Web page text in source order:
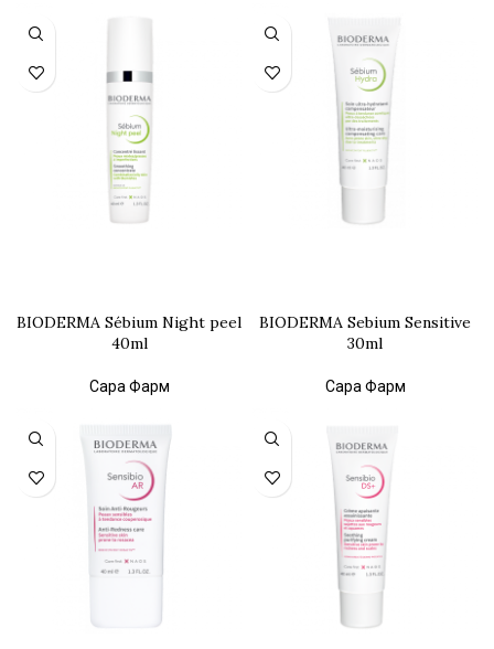
BIODERMA Sébium Night peel
40ml
Сара Фарм
BIODERMA Sebium Sensitive
30ml
Сара Фарм